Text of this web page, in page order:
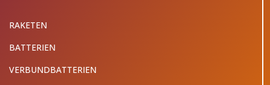
RAKETEN
BATTERIEN
VERBUNDBATTERIEN